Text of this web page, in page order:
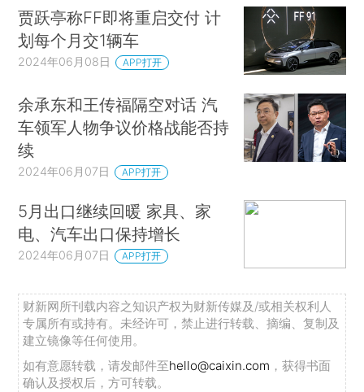
贾跃亭称FF即将重启交付 计
划每个月交1辆车
2024年06月08日 APP打开
余承东和王传福隔空对话 汽
车领军人物争议价格战能否持
续
2024年06月07日 APP打开
5月出口继续回暖 家具、家
电、汽车出口保持增长
2024年06月07日 APP打开
财新网所刊载内容之知识产权为财新传媒及/或相关权利人
专属所有或持有。未经许可，禁止进行转载、摘编、复制及
建立镜像等任何使用。
如有意愿转载，请发邮件至hello@caixin.com ，获得书面
确认及授权后，方可转载。